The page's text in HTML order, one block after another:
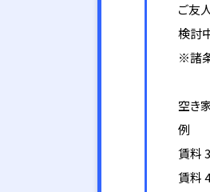
ご友
検討
※諸
空き
例
賃料
賃料